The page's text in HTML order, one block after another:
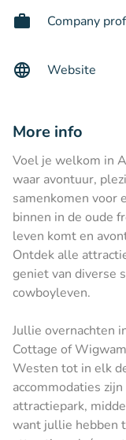
Company
Website
More info
Voel je welkom in
waar avontuur,
samenkomen voor
binnen in de oude
leven komt en
Ontdek alle
geniet van diverse
cowboyleven.
Jullie overnachten
Cottage of
Westen tot in elk
accommodaties
attractiepark,
want jullie hebben